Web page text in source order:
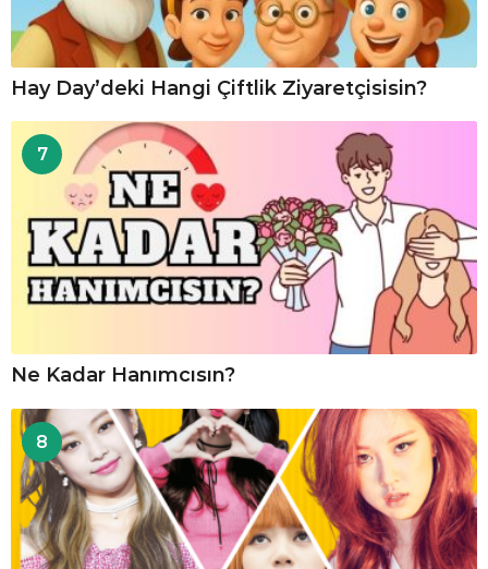
Hay Day’deki Hangi Çiftlik Ziyaretçisisin?
7
Ne Kadar Hanımcısın?
8